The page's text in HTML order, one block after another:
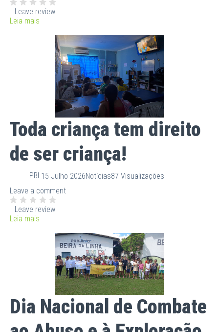
Leave review
Leia mais
Toda criança tem direito
de ser criança!
PBL15 Julho 2026Notícias87 Visualizações
Leave a comment
Leave review
Leia mais
Dia Nacional de Combate